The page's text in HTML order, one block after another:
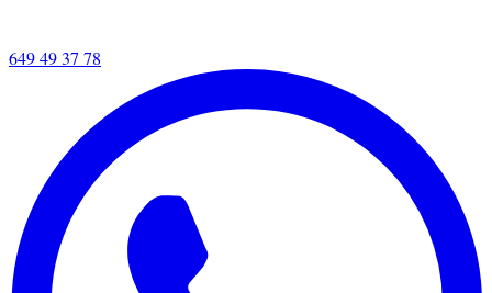
649 49 37 78